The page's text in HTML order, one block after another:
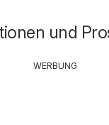
und
WERBUNG